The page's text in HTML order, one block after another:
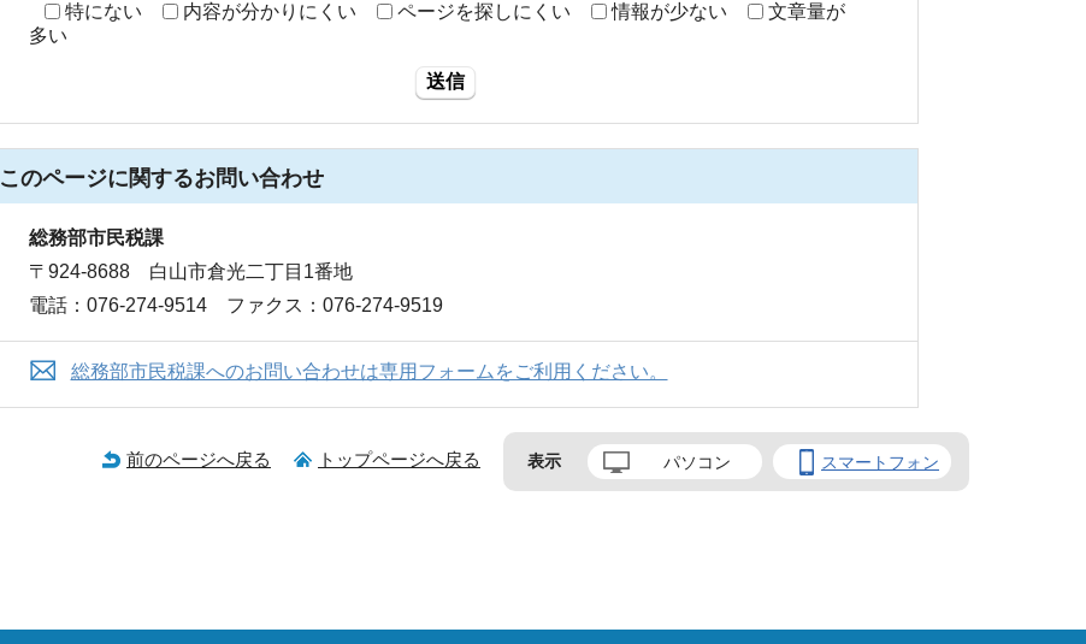
特にない
内容が分かりにくい ページを探しにくい 情報が少ない
文章量が
多い
送信
このページに関するお問い合わせ
総務部市民税課
〒924-8688 白山市倉光二丁目1番地
電話：076-274-9514 ファクス：076-274-9519
総務部市民税課へのお問い合わせは専用フォームをご利用ください。
前のページへ戻る トップページへ戻る 表示 パソコン スマートフォン